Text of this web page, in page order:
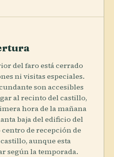
del faro está cerrado
ni visitas especiales.
son accesibles
al recinto del castillo,
hora de la mañana
baja del edificio del
de recepción de
aunque esta
según la temporada.